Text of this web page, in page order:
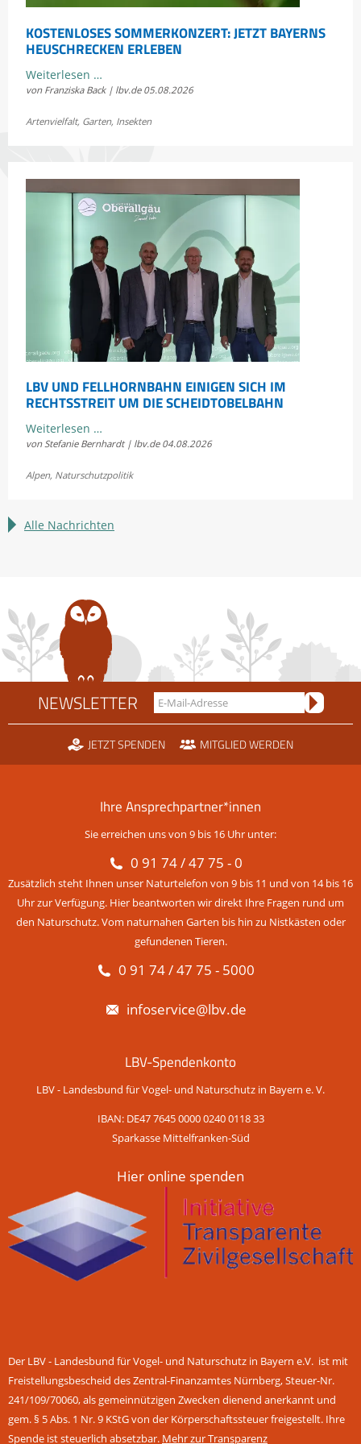
KOSTENLOSES SOMMERKONZERT: JETZT BAYERNS
HEUSCHRECKEN ERLEBEN
Weiterlesen …Kostenloses
Sommerkonzert:
Bayerns
von Franziska Back | lbv.de 05.08.2026
Artenvielfalt, Garten, Insekten
LBV UND FELLHORNBAHN EINIGEN SICH IM
RECHTSSTREIT UM DIE SCHEIDTOBELBAHN
Weiterlesen …LBV
und
einigen
im
Scheidtobelbahn
von Stefanie Bernhardt | lbv.de 04.08.2026
Alpen, Naturschutzpolitik
Alle Nachrichten
NEWSLETTER
JETZT SPENDEN MITGLIED WERDEN
Ihre Ansprechpartner*innen
Sie erreichen uns von 9 bis 16 Uhr unter:
0 91 74 / 47 75 - 0
Zusätzlich steht Ihnen unser Naturtelefon von 9 bis 11 und von 14 bis 16
Uhr zur Verfügung. Hier beantworten wir direkt Ihre Fragen rund um
den Naturschutz. Vom naturnahen Garten bis hin zu Nistkästen oder
gefundenen Tieren.
0 91 74 / 47 75 - 5000
infoservice@lbv.de
LBV-Spendenkonto
LBV - Landesbund für Vogel- und Naturschutz in Bayern e. V.
IBAN: DE47 7645 0000 0240 0118 33
Sparkasse Mittelfranken-Süd
Hier online spenden
Der LBV - Landesbund für Vogel- und Naturschutz in Bayern e.V. ist mit
Freistellungsbescheid des Zentral-Finanzamtes Nürnberg, Steuer-Nr.
241/109/70060, als gemeinnützigen Zwecken dienend anerkannt und
gem. § 5 Abs. 1 Nr. 9 KStG von der Körperschaftssteuer freigestellt. Ihre
Spende ist steuerlich absetzbar. Mehr zur Transparenz